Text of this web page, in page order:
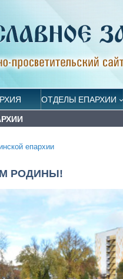
ОТДЕЛЫ ЕПАРХИИ
епархии
РОДИНЫ!